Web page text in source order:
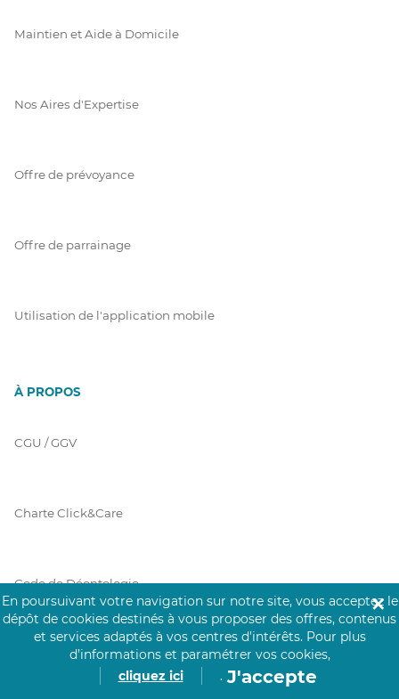
Maintien et Aide à Domicile
Nos Aires d'Expertise
Offre de prévoyance
Offre de parrainage
Utilisation de l'application mobile
À PROPOS
CGU / GGV
Charte Click&Care
Code de Déontologie
Mentions Légales
En poursuivant votre navigation sur notre site, vous acceptez le
dépôt de cookies destinés à vous proposer des offres, contenus
et services adaptés à vos centres d’intérêts. Pour plus
d’informations et paramétrer vos cookies,
cliquez ici
. J'accepte
✕